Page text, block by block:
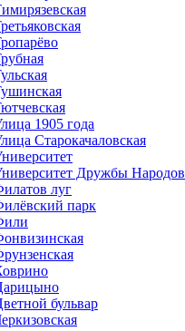
1905 года
Старокачаловская
Дружбы Народов
луг
парк
бульвар